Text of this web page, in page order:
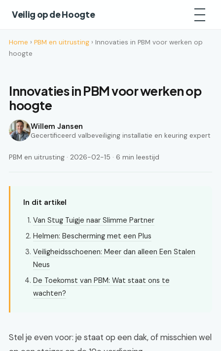
Veilig op de Hoogte
Home › PBM en uitrusting › Innovaties in PBM voor werken op
hoogte
Innovaties in PBM voor werken op
hoogte
Willem Jansen
Gecertificeerd valbeveiliging installatie en keuring expert
PBM en uitrusting · 2026-02-15 · 6 min leestijd
In dit artikel
Van Stug Tuigje naar Slimme Partner
Helmen: Bescherming met een Plus
Veiligheidsschoenen: Meer dan alleen Een Stalen
Neus
De Toekomst van PBM: Wat staat ons te
wachten?
Stel je even voor: je staat op een dak, of misschien wel